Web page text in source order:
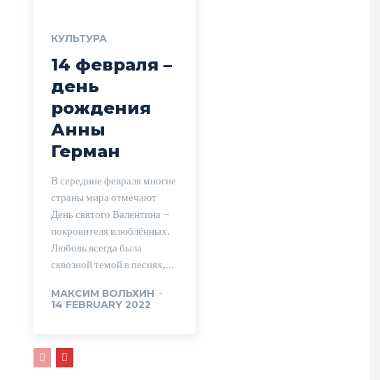
КУЛЬТУРА
14 февраля –
день
рождения
Анны
Герман
В середине февраля многие
страны мира отмечают
День святого Валентина –
покровителя влюблённых.
Любовь всегда была
сквозной темой в песнях,...
МАКСИМ ВОЛЬХИН -
14 FEBRUARY 2022